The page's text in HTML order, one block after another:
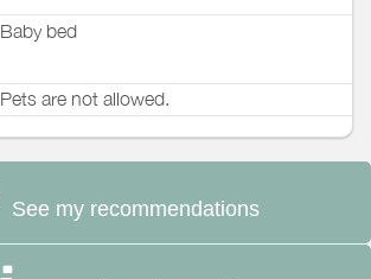
Baby bed
Pets are not allowed.
See my recommendations